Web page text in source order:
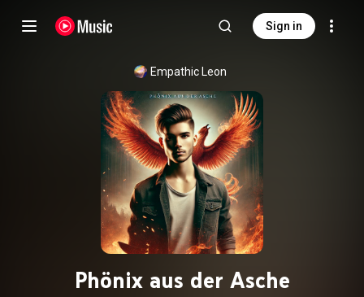
Sign in
Empathic Leon
Phönix aus der Asche